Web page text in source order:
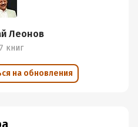
Леонов
книг
на обновления